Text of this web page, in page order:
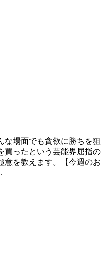
な場面でも貪欲に勝ちを狙
買ったという芸能界屈指の
意を教えます。【今週のお